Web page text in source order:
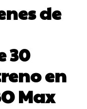
de
30
en
Max